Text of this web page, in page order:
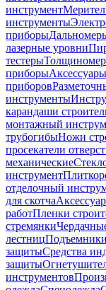
инструмент
инструменты
приборы
лазерные уровни
тестеры
приборы
приборов
инструменты
карандаши
монтажный
трубогибыНожи
просекатели
механические
инструмент
отделочный
для скотча
работПленки
стремянки
лестниц
защитыСредства
защиты
инструментов